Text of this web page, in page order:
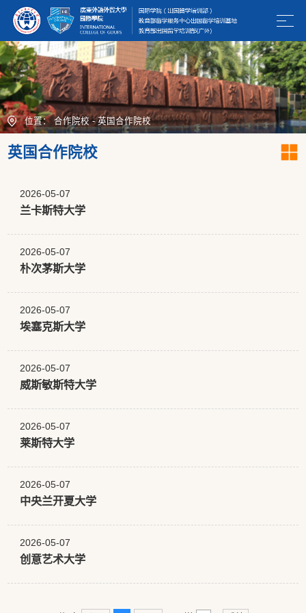
位置： 合作院校-英国合作院校
英国合作院校
2026-05-07
兰卡斯特大学
2026-05-07
朴次茅斯大学
2026-05-07
埃塞克斯大学
2026-05-07
威斯敏斯特大学
2026-05-07
莱斯特大学
2026-05-07
中央兰开夏大学
2026-05-07
创意艺术大学